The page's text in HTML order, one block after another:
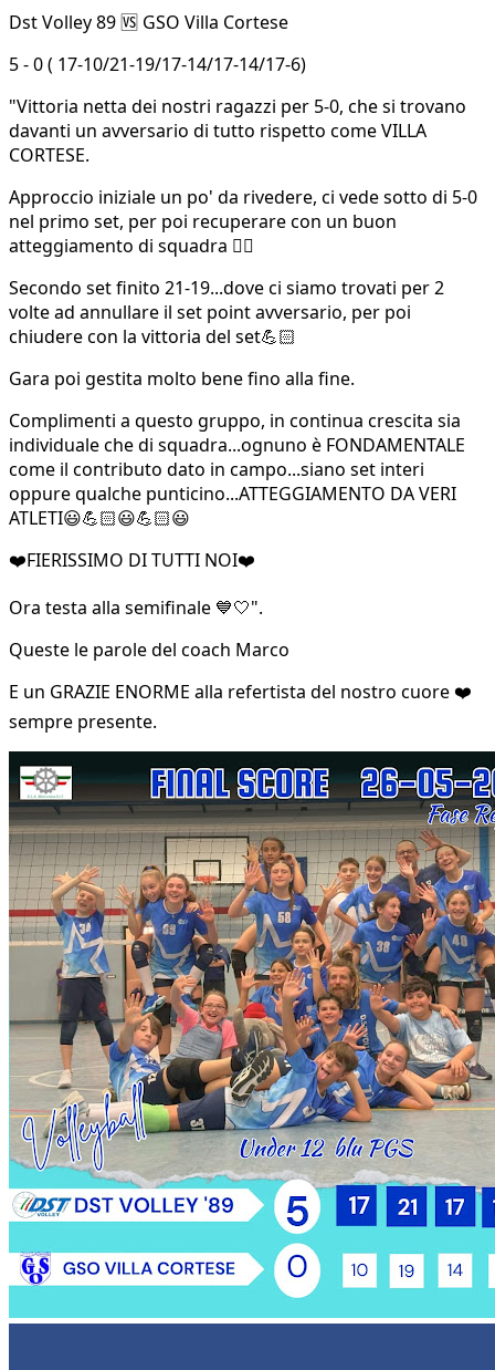
Dst Volley 89 🆚 GSO Villa Cortese
5 - 0 ( 17-10/21-19/17-14/17-14/17-6)
"Vittoria netta dei nostri ragazzi per 5-0, che si trovano
davanti un avversario di tutto rispetto come VILLA
CORTESE.
Approccio iniziale un po' da rivedere, ci vede sotto di 5-0
nel primo set, per poi recuperare con un buon
atteggiamento di squadra 👍🏻
Secondo set finito 21-19...dove ci siamo trovati per 2
volte ad annullare il set point avversario, per poi
chiudere con la vittoria del set💪🏻
Gara poi gestita molto bene fino alla fine.
Complimenti a questo gruppo, in continua crescita sia
individuale che di squadra...ognuno è FONDAMENTALE
come il contributo dato in campo...siano set interi
oppure qualche punticino...ATTEGGIAMENTO DA VERI
ATLETI😃💪🏻😃💪🏻😃
❤️FIERISSIMO DI TUTTI NOI❤️
Ora testa alla semifinale 💙🤍".
Queste le parole del coach Marco
E un GRAZIE ENORME alla refertista del nostro cuore ❤️
sempre presente.